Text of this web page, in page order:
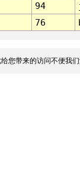
94
76
您带来的访问不便我